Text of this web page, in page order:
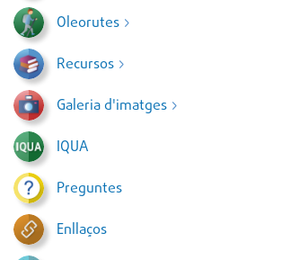
Oleorutes
Recursos
Galeria d'imatges
IQUA
Preguntes
Enllaços